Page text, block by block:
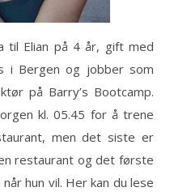
til Elian på 4 år, gift med
i Bergen og jobber som
på Barry’s Bootcamp.
kl. 05.45 for å trene
men det siste er
restaurant og det første
hun vil. Her kan du lese